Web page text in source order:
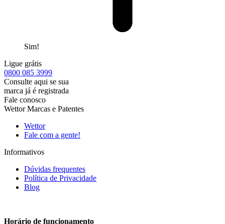
Sim!
Ligue grátis
0800 085 3999
Consulte aqui se sua
marca já é registrada
Fale conosco
Wettor Marcas e Patentes
Wettor
Fale com a gente!
Informativos
Dúvidas frequentes
Política de Privacidade
Blog
Horário de funcionamento